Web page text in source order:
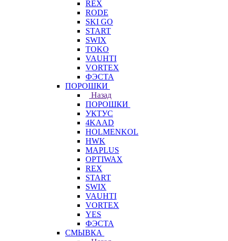
REX
RODE
SKI GO
START
SWIX
TOKO
VAUHTI
VORTEX
ФЭСТА
ПОРОШКИ
Назад
ПОРОШКИ
УКТУС
4KAAD
HOLMENKOL
HWK
MAPLUS
OPTIWAX
REX
START
SWIX
VAUHTI
VORTEX
YES
ФЭСТА
СМЫВКА